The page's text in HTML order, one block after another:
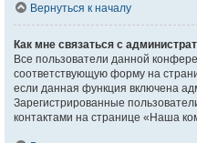
Вернуться к началу
Как мне связаться с
Все пользователи данной
соответствующую форму на
если данная функция включена
Зарегистрированные
контактами на странице «Наша